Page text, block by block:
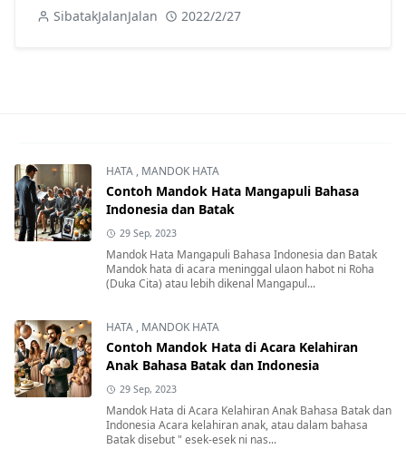
SibatakJalanJalan 2022/2/27
HATA , MANDOK HATA
Contoh Mandok Hata Mangapuli Bahasa
Indonesia dan Batak
29 Sep, 2023
Mandok Hata Mangapuli Bahasa Indonesia dan Batak
Mandok hata di acara meninggal ulaon habot ni Roha
(Duka Cita) atau lebih dikenal Mangapul...
HATA , MANDOK HATA
Contoh Mandok Hata di Acara Kelahiran
Anak Bahasa Batak dan Indonesia
29 Sep, 2023
Mandok Hata di Acara Kelahiran Anak Bahasa Batak dan
Indonesia Acara kelahiran anak, atau dalam bahasa
Batak disebut " esek-esek ni nas...